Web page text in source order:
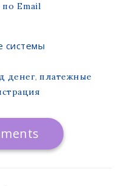
Email
системы
денег, платежные